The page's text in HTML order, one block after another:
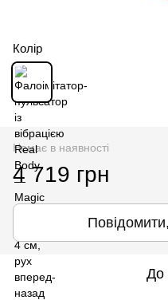
Колір
Немає в наявності
4 719 грн
До